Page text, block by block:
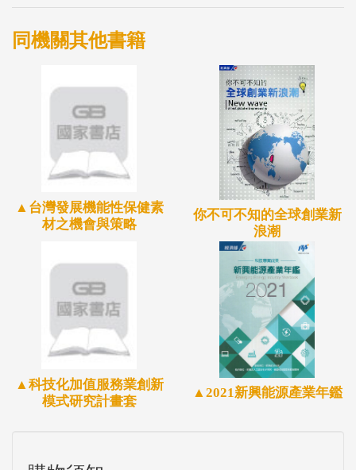
同機關其他書籍
▲台灣發展機能性保健素
材之機會與策略
你不可不知的全球創業新
浪潮
▲科技化加值服務業創新
模式研究計畫套
▲2021新興能源產業年鑑